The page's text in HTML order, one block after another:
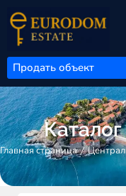
Продать объект
Главная страница/